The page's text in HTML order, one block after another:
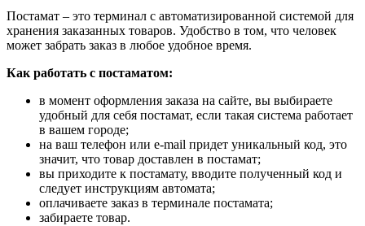
Постамат – это терминал с автоматизированной системой для
хранения заказанных товаров. Удобство в том, что человек
может забрать заказ в любое удобное время.
Как работать с постаматом:
в момент оформления заказа на сайте, вы выбираете
удобный для себя постамат, если такая система работает
в вашем городе;
на ваш телефон или e-mail придет уникальный код, это
значит, что товар доставлен в постамат;
вы приходите к постамату, вводите полученный код и
следует инструкциям автомата;
оплачиваете заказ в терминале постамата;
забираете товар.